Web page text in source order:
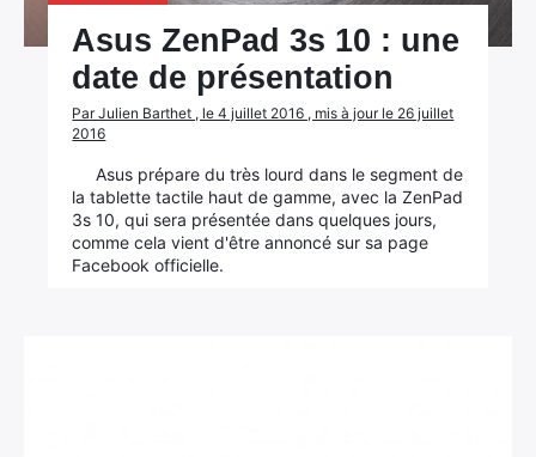
Asus ZenPad 3s 10 : une
date de présentation
Par Julien Barthet , le 4 juillet 2016 , mis à jour le 26 juillet
2016
Asus prépare du très lourd dans le segment de
la tablette tactile haut de gamme, avec la ZenPad
3s 10, qui sera présentée dans quelques jours,
comme cela vient d'être annoncé sur sa page
Facebook officielle.